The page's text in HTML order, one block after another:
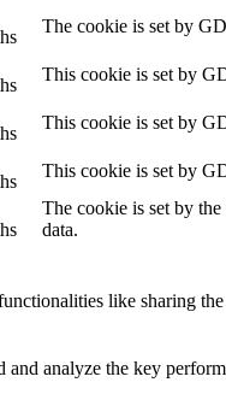
The cookie is set by
This cookie is set by
This cookie is set by
This cookie is set by
The cookie is set by
data.
like sharing
and analyze the key